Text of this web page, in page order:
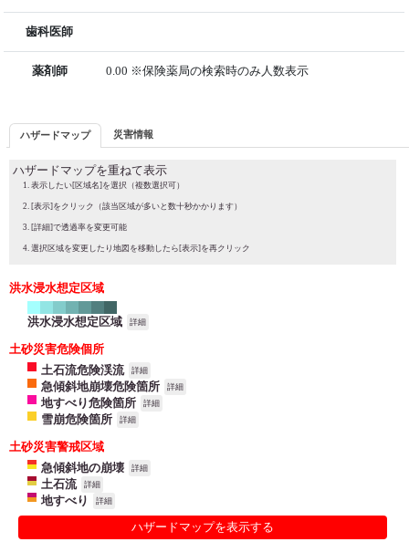
歯科医師
薬剤師 0.00 ※保険薬局の検索時のみ人数表示
ハザードマップ 災害情報
ハザードマップを重ねて表示
表示したい[区域名]を選択（複数選択可）
[表示]をクリック（該当区域が多いと数十秒かかります）
[詳細]で透過率を変更可能
選択区域を変更したり地図を移動したら[表示]を再クリック
洪水浸水想定区域
洪水浸水想定区域 詳細
土砂災害危険個所
土石流危険渓流
詳細
急傾斜地崩壊危険箇所 詳細
地すべり危険箇所 詳細
雪崩危険箇所 詳細
土砂災害警戒区域
急傾斜地の崩壊
詳細
土石流 詳細
地すべり 詳細
ハザードマップを表示する